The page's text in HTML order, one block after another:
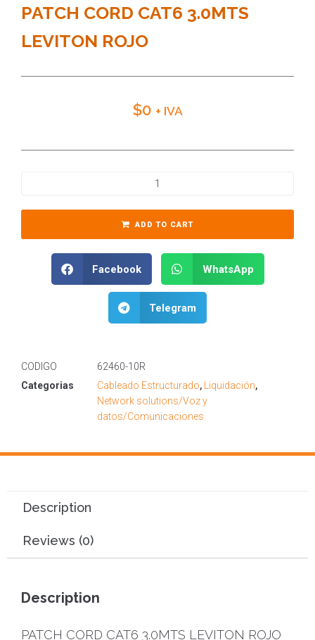
PATCH CORD CAT6 3.0MTS
LEVITON ROJO
$0 + IVA
ADD TO CART
Facebook WhatsApp
Telegram
CODIGO
62460-10R
Categorias
Cableado Estructurado, Liquidación,
Network solutions/Voz y
datos/Comunicaciones
Description
Reviews (0)
Description
PATCH CORD CAT6 3.0MTS LEVITON ROJO